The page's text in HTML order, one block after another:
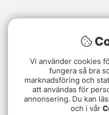
Vi använder cookies
fungera så bra
marknadsföring och
att användas för
annonsering. Du kan
och i vår